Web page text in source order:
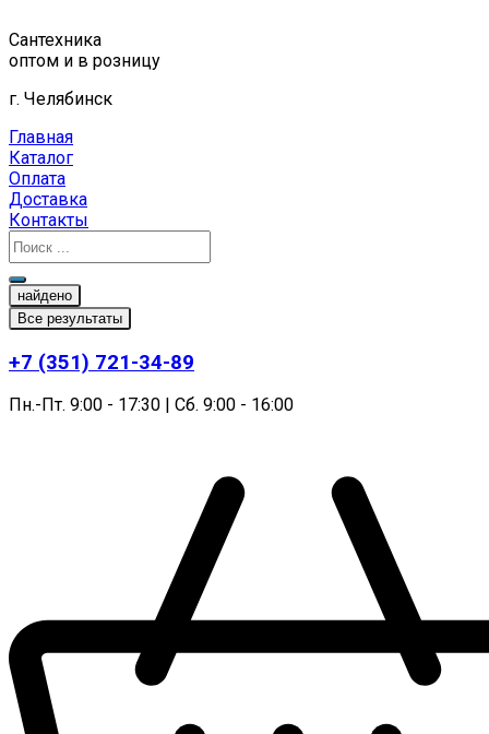
к
содержимому
Сантехника
оптом и в розницу
г. Челябинск
Главная
Каталог
Оплата
Доставка
Контакты
найдено
Все результаты
+7 (351) 721-34-89
Пн.-Пт. 9:00 - 17:30 | Сб. 9:00 - 16:00